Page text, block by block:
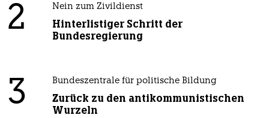
2 Nein zum Zivildienst
Hinterlistiger Schritt der
Bundesregierung
3 Bundeszentrale für politische Bildung
Zurück zu den antikommunistischen
Wurzeln